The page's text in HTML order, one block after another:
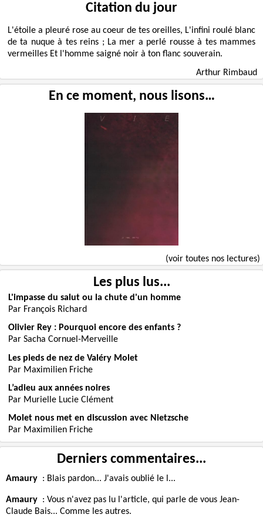
Citation du jour
L'étoile a pleuré rose au coeur de tes oreilles, L'infini roulé blanc
de ta nuque à tes reins ; La mer a perlé rousse à tes mammes
vermeilles Et l'homme saigné noir à ton flanc souverain.
Arthur Rimbaud
En ce moment, nous lisons…
(voir toutes nos lectures)
Les plus lus...
L'impasse du salut ou la chute d'un homme
Par François Richard
Olivier Rey : Pourquoi encore des enfants ?
Par Sacha Cornuel-Merveille
Les pieds de nez de Valéry Molet
Par Maximilien Friche
L’adieu aux années noires
Par Murielle Lucie Clément
Molet nous met en discussion avec Nietzsche
Par Maximilien Friche
Derniers commentaires...
Amaury : Blais pardon... J'avais oublié le l...
Amaury : Vous n'avez pas lu l'article, qui parle de vous Jean-
Claude Bais... Comme les autres.